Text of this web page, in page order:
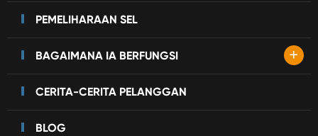
PEMELIHARAAN SEL
BAGAIMANA IA BERFUNGSI +
CERITA-CERITA PELANGGAN
BLOG